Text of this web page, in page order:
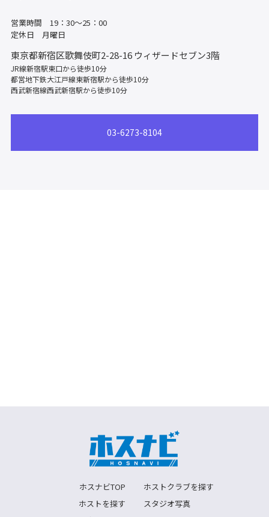
営業時間 19：30～25：00
定休日 月曜日
東京都新宿区歌舞伎町2-28-16 ウィザードセブン3階
JR線新宿駅東口から徒歩10分
都営地下鉄大江戸線東新宿駅から徒歩10分
西武新宿線西武新宿駅から徒歩10分
03-6273-8104
ホスナビTOP
ホストクラブを探す
ホストを探す
スタジオ写真